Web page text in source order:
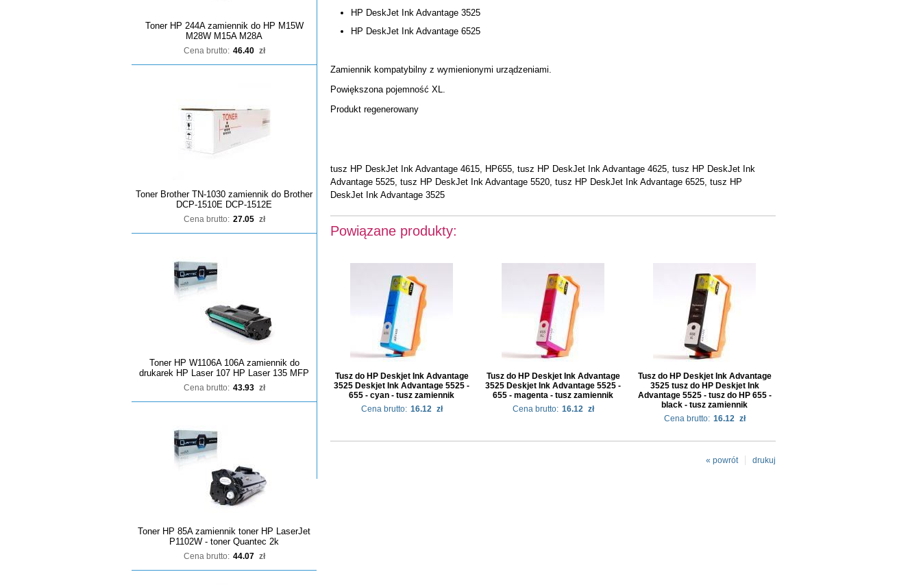
Toner HP 244A zamiennik do HP M15W
M28W M15A M28A
Cena brutto: 46.40 zł
Toner Brother TN-1030 zamiennik do Brother
DCP-1510E DCP-1512E
Cena brutto: 27.05 zł
Toner HP W1106A 106A zamiennik do
drukarek HP Laser 107 HP Laser 135 MFP
Cena brutto: 43.93 zł
Toner HP 85A zamiennik toner HP LaserJet
P1102W - toner Quantec 2k
Cena brutto: 44.07 zł
HP DeskJet Ink Advantage 3525
HP DeskJet Ink Advantage 6525
Zamiennik kompatybilny z wymienionymi urządzeniami.
Powiększona pojemność XL.
Produkt regenerowany
tusz HP DeskJet Ink Advantage 4615, HP655, tusz HP DeskJet Ink Advantage 4625, tusz HP DeskJet Ink
Advantage 5525, tusz HP DeskJet Ink Advantage 5520, tusz HP DeskJet Ink Advantage 6525, tusz HP
DeskJet Ink Advantage 3525
Powiązane produkty:
Tusz do HP Deskjet Ink Advantage
3525 Deskjet Ink Advantage 5525 -
655 - cyan - tusz zamiennik
Cena brutto: 16.12 zł
Tusz do HP Deskjet Ink Advantage
3525 Deskjet Ink Advantage 5525 -
655 - magenta - tusz zamiennik
Cena brutto: 16.12 zł
Tusz do HP Deskjet Ink Advantage
3525 tusz do HP Deskjet Ink
Advantage 5525 - tusz do HP 655 -
black - tusz zamiennik
Cena brutto: 16.12 zł
drukuj
« powrót